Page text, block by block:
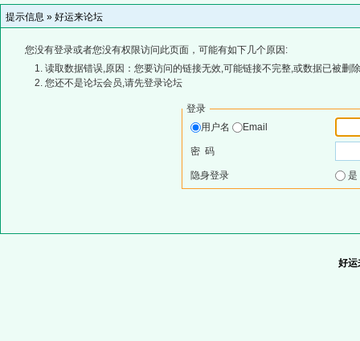
提示信息 » 好运来论坛
您没有登录或者您没有权限访问此页面，可能有如下几个原因:
读取数据错误,原因：您要访问的链接无效,可能链接不完整,或数据已被删
您还不是论坛会员,请先登录论坛
登录
用户名
Email
密 码
隐身登录
好